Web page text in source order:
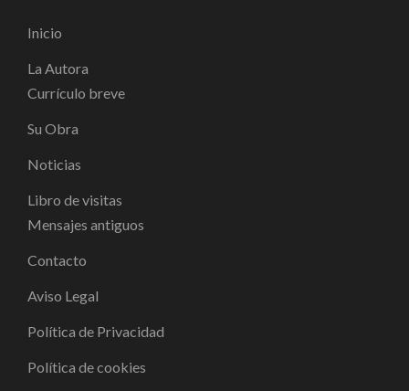
Inicio
La Autora
Currículo breve
Su Obra
Noticias
Libro de visitas
Mensajes antiguos
Contacto
Aviso Legal
Política de Privacidad
Política de cookies